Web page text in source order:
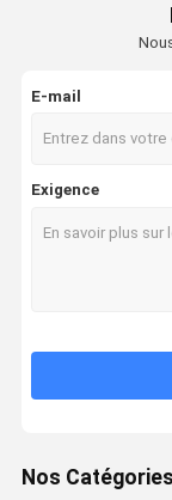
E-mail
Exigence
Nos Catégories